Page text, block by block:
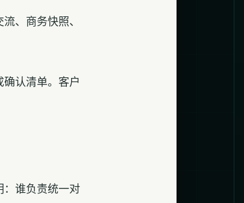
、商务快照、
认清单。客户
：谁负责统一对